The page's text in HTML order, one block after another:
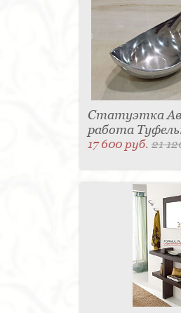
Статуэтка
работа
17 600 руб.21